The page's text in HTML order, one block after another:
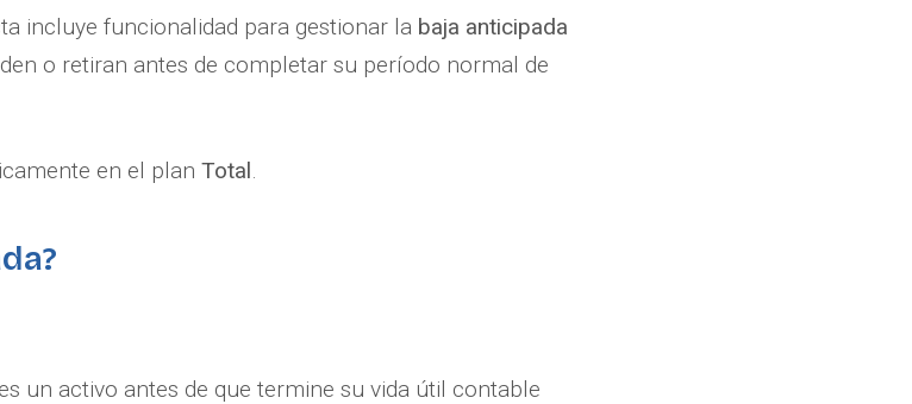
incluye funcionalidad para gestionar la baja anticipada
o retiran antes de completar su período normal de
en el plan Total.
un activo antes de que termine su vida útil contable